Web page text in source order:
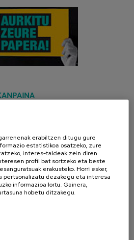
erabiltzen ditugu gure
estatistikoa osatzeko, zure
interes-taldeak zein diren
profil bat sortzeko eta beste
erakusteko. Horri esker,
pertsonalizatu dezakegu eta interesa
informazioa lortu. Gainera,
hobetu ditzakegu.